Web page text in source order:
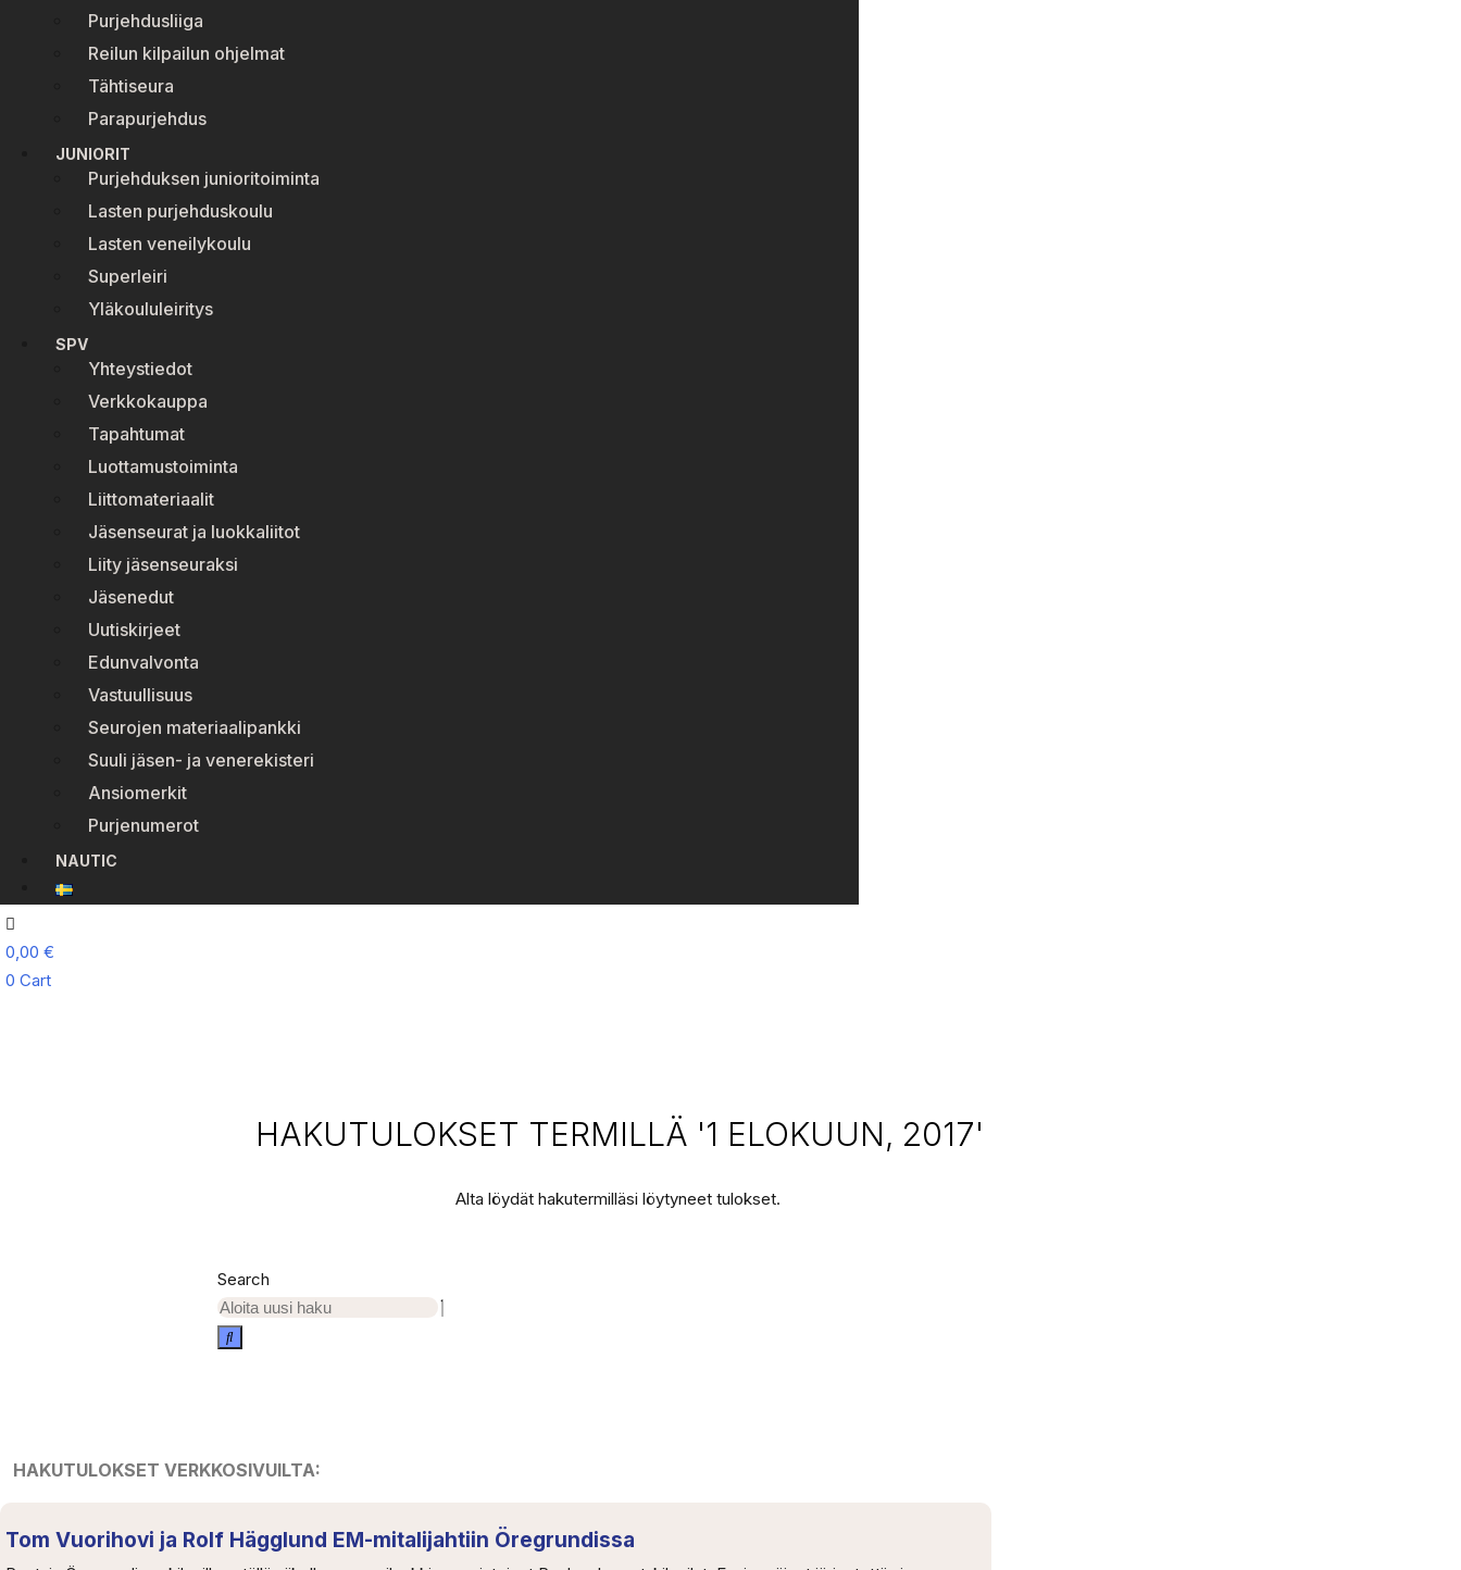
Purjehdusliiga
Reilun kilpailun ohjelmat
Tähtiseura
Parapurjehdus
JUNIORIT
Purjehduksen junioritoiminta
Lasten purjehduskoulu
Lasten veneilykoulu
Superleiri
Yläkoululeiritys
SPV
Yhteystiedot
Verkkokauppa
Tapahtumat
Luottamustoiminta
Liittomateriaalit
Jäsenseurat ja luokkaliitot
Liity jäsenseuraksi
Jäsenedut
Uutiskirjeet
Edunvalvonta
Vastuullisuus
Seurojen materiaalipankki
Suuli jäsen- ja venerekisteri
Ansiomerkit
Purjenumerot
NAUTIC
0,00 €
0 Cart
HAKUTULOKSET TERMILLÄ '1 ELOKUUN, 2017'
Alta löydät hakutermilläsi löytyneet tulokset.
Search
HAKUTULOKSET VERKKOSIVUILTA:
Tom Vuorihovi ja Rolf Hägglund EM-mitalijahtiin Öregrundissa